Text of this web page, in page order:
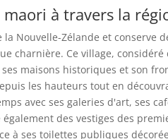
à travers la
Nouvelle-Zélande et conserve
charnière. Ce village,
maisons historiques et son
les hauteurs tout en
avec ses galeries d'art, ses
des vestiges des
à ses toilettes publiques